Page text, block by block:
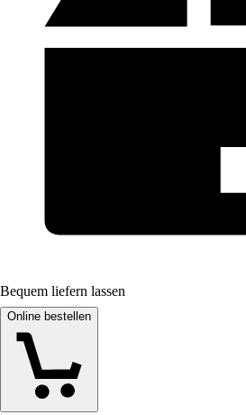
Bequem liefern lassen
Online bestellen